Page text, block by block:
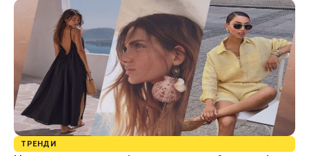
ТРЕНДИ